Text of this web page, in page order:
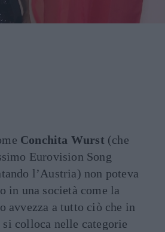
Conchita Wurst (che
Eurovision Song
l’Austria) non poteva
in una società come la
avvezza a tutto ciò che in
si colloca nelle categorie